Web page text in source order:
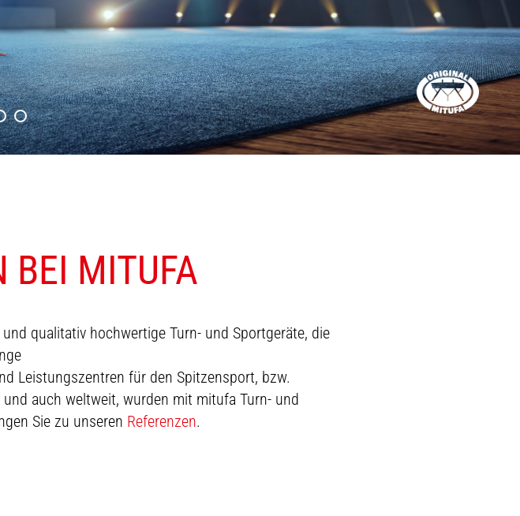
BEI MITUFA
qualitativ hochwertige Turn- und Sportgeräte, die
Leistungszentren für den Spitzensport, bzw.
auch weltweit, wurden mit mitufa Turn- und
Sie zu unseren Referenzen.